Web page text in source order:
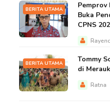
BERITA UTAMA
Pemprov
Buka
CPNS
BERITA UTAMA
Tommy
di
Ratna